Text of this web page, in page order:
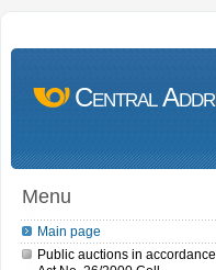
Central
Menu
Main page
Public auctions in